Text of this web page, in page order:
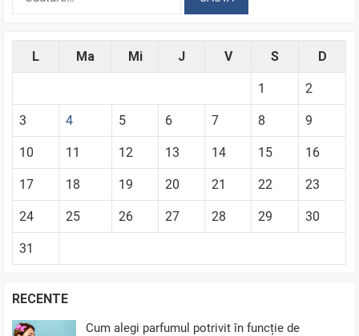
L Ma Mi J V S D
1 2
3 4 5 6 7 8 9
10 11 12 13 14 15 16
17 18 19 20 21 22 23
24 25 26 27 28 29 30
31
RECENTE
Cum alegi parfumul potrivit în funcție de